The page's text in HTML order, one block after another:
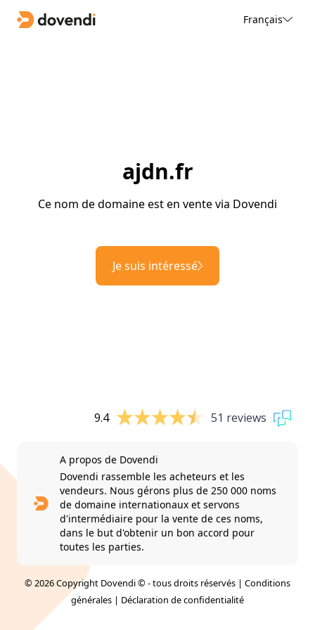
Français
ajdn.fr
Ce nom de domaine est en vente via Dovendi
Je suis intéressé
9.4 51 reviews
A propos de Dovendi
Dovendi rassemble les acheteurs et les
vendeurs. Nous gérons plus de 250 000 noms
de domaine internationaux et servons
d'intermédiaire pour la vente de ces noms,
dans le but d'obtenir un bon accord pour
toutes les parties.
© 2026 Copyright Dovendi © - tous droits réservés | Conditions
générales | Déclaration de confidentialité